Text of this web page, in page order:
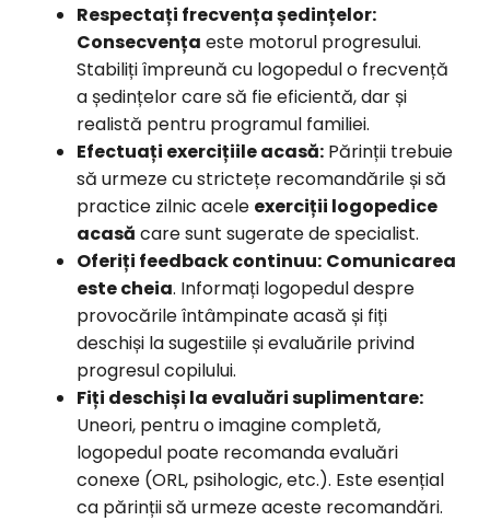
Respectați frecvența ședințelor:
Consecvența este motorul progresului.
Stabiliți împreună cu logopedul o frecvență
a ședințelor care să fie eficientă, dar și
realistă pentru programul familiei.
Efectuați exercițiile acasă: Părinții trebuie
să urmeze cu strictețe recomandările și să
practice zilnic acele exerciții logopedice
acasă care sunt sugerate de specialist.
Oferiți feedback continuu: Comunicarea
este cheia. Informați logopedul despre
provocările întâmpinate acasă și fiți
deschiși la sugestiile și evaluările privind
progresul copilului.
Fiți deschiși la evaluări suplimentare:
Uneori, pentru o imagine completă,
logopedul poate recomanda evaluări
conexe (ORL, psihologic, etc.). Este esențial
ca părinții să urmeze aceste recomandări.